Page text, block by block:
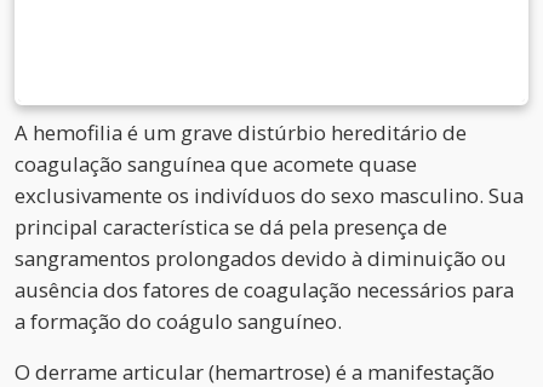
A hemofilia é um grave distúrbio hereditário de
coagulação sanguínea que acomete quase
exclusivamente os indivíduos do sexo masculino. Sua
principal característica se dá pela presença de
sangramentos prolongados devido à diminuição ou
ausência dos fatores de coagulação necessários para
a formação do coágulo sanguíneo.
O derrame articular (hemartrose) é a manifestação